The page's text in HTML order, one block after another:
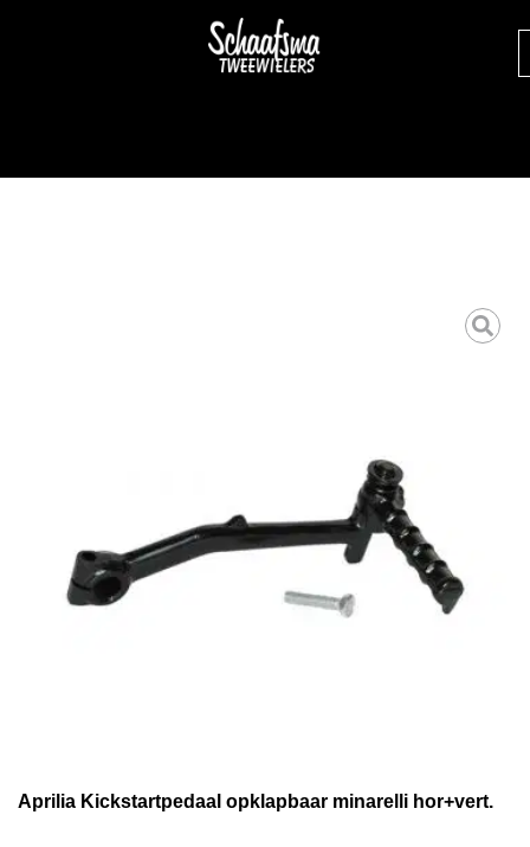
Aprilia Kickstartpedaal opklapbaar minarelli hor+vert.